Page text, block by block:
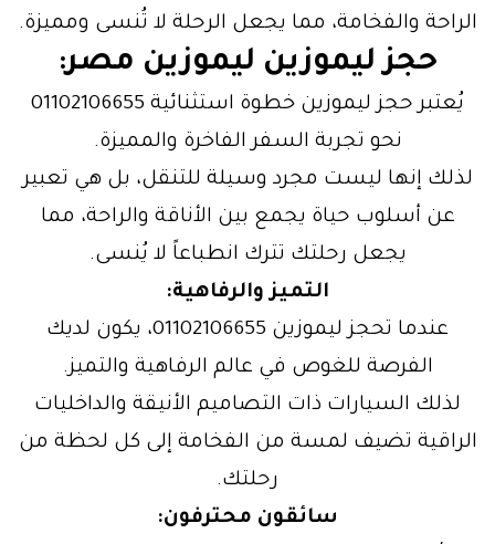
الراحة والفخامة، مما يجعل الرحلة لا تُنسى ومميزة.
حجز ليموزين ليموزين مصر:
يُعتبر حجز ليموزين خطوة استثنائية 01102106655
نحو تجربة السفر الفاخرة والمميزة.
لذلك إنها ليست مجرد وسيلة للتنقل، بل هي تعبير
عن أسلوب حياة يجمع بين الأناقة والراحة، مما
يجعل رحلتك تترك انطباعاً لا يُنسى.
التميز والرفاهية:
عندما تحجز ليموزين 01102106655، يكون لديك
الفرصة للغوص في عالم الرفاهية والتميز.
لذلك السيارات ذات التصاميم الأنيقة والداخليات
الراقية تضيف لمسة من الفخامة إلى كل لحظة من
رحلتك.
سائقون محترفون: